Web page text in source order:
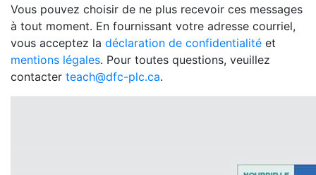
Vous pouvez choisir de ne plus recevoir ces messages
à tout moment. En fournissant votre adresse courriel,
vous acceptez la déclaration de confidentialité et
mentions légales. Pour toutes questions, veuillez
contacter teach@dfc-plc.ca.